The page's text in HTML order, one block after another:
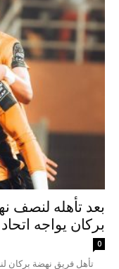
بعد تأهله لنصف
بركان يواجه
0